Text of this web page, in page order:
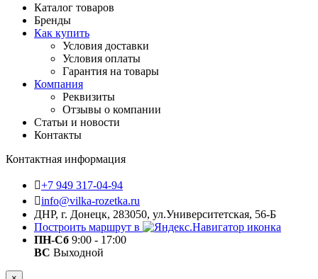
Каталог товаров
Бренды
Как купить
Условия доставки
Условия оплаты
Гарантия на товары
Компания
Реквизиты
Отзывы о компании
Статьи и новости
Контакты
Контактная информация
+7 949 317-04-94
info@vilka-rozetka.ru
ДНР, г. Донецк, 283050, ул.Университетская, 56-Б
Построить маршрут в
ПН-Сб 9:00 - 17:00
ВС Выходной